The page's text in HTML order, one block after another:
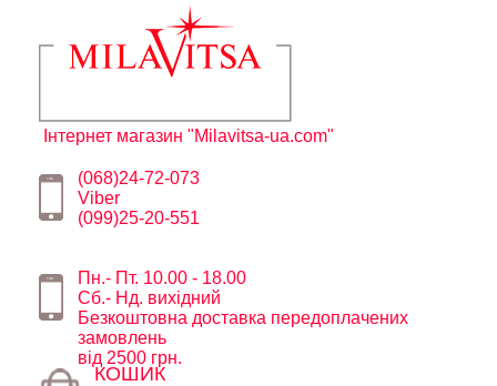
Інтернет магазин "Milavitsa-ua.com"
(068)24-72-073
Viber
(099)25-20-551
Пн.- Пт. 10.00 - 18.00
Сб.- Нд. вихідний
Безкоштовна доставка передоплачених
замовлень
від 2500 грн.
КОШИК